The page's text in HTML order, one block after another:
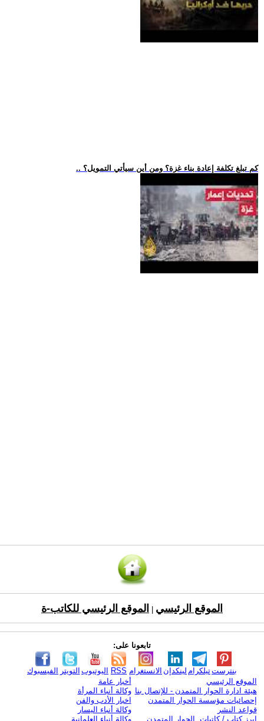
.. كم تبلغ تكلفة إعادة بناء غزة؟ ومن أين سيأتي التمويل؟
الموقع الرئيسي الموقع الرئيسي للكاتب-ة
تابعونا على:
الفيسبوك التويتر اليوتيوب RSS الانستغرام لينكدإن تيلكرامبنترست
الموقع الرئيسي
هيئة ادارة الحوار المتمدن - للإتصال بنا
إحصائيات مؤسسة الحوار المتمدن
قواعد النشر
ابرز كتاب / كاتبات الحوار المتمدن
أخبار عامة
وكالة أنباء المرأة
اخبار الأدب والفن
وكالة أنباء اليسار
وكالة أنباء العلمانية